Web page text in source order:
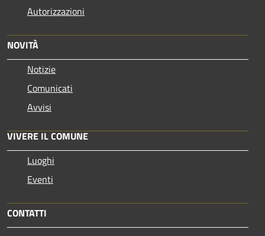
Autorizzazioni
NOVITÀ
Notizie
Comunicati
Avvisi
VIVERE IL COMUNE
Luoghi
Eventi
CONTATTI